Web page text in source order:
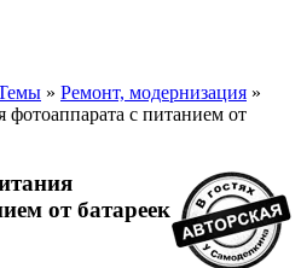
» Ремонт, модернизация »
с питанием от
от батареек